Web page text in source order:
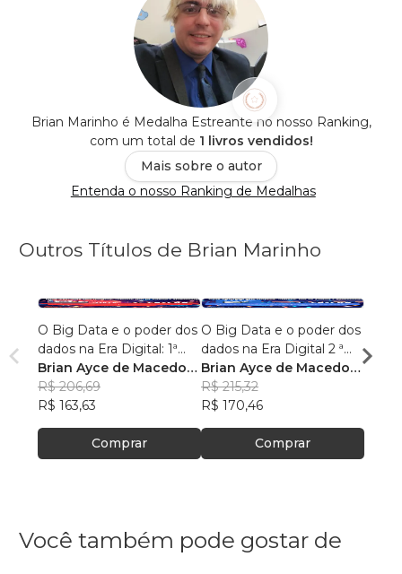
Brian Marinho é Medalha Estreante no nosso Ranking,
com um total de 1 livros vendidos!
Mais sobre o autor
Entenda o nosso Ranking de Medalhas
Outros Títulos de Brian Marinho
O Big Data e o poder dos
dados na Era Digital: 1ª
Edição.
Brian Ayce de Macedo
Marinho
R$ 206,69
R$ 163,63
Comprar
O Big Data e o poder dos
dados na Era Digital 2 ª
Edição:
Brian Ayce de Macedo
Marinho
R$ 215,32
R$ 170,46
Comprar
Você também pode gostar de